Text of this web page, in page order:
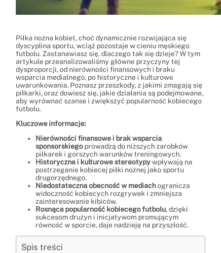
Piłka nożna kobiet, choć dynamicznie rozwijająca się
dyscyplina sportu, wciąż pozostaje w cieniu męskiego
futbolu. Zastanawiasz się, dlaczego tak się dzieje? W tym
artykule przeanalizowaliśmy główne przyczyny tej
dysproporcji, od nierówności finansowych i braku
wsparcia medialnego, po historyczne i kulturowe
uwarunkowania. Poznasz przeszkody, z jakimi zmagają się
piłkarki, oraz dowiesz się, jakie działania są podejmowane,
aby wyrównać szanse i zwiększyć popularność kobiecego
futbolu.
Kluczowe informacje:
Nierówności finansowe i brak wsparcia
sponsorskiego prowadzą do niższych zarobków
piłkarek i gorszych warunków treningowych.
Historyczne i kulturowe stereotypywpływają na
postrzeganie kobiecej piłki nożnej jako sportu
drugorzędnego.
Niedostateczna obecność w mediachogranicza
widoczność kobiecych rozgrywek i zmniejsza
zainteresowanie kibiców.
Rosnąca popularność kobiecego futbolu, dzięki
sukcesom drużyn i inicjatywom promującym
równość w sporcie, daje nadzieję na przyszłość.
Spis treści